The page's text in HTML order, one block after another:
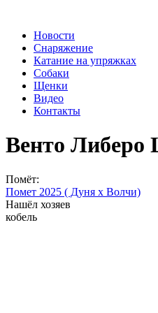
Новости
Снаряжение
Катание на упряжках
Собаки
Щенки
Видео
Контакты
Венто Либеро
Помёт:
Помет 2025 ( Дуня х Волчи)
Нашёл хозяев
кобель